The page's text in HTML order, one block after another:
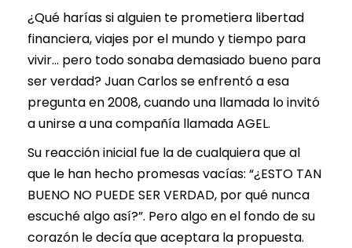
¿Qué harías si alguien te prometiera libertad
financiera, viajes por el mundo y tiempo para
vivir… pero todo sonaba demasiado bueno para
ser verdad? Juan Carlos se enfrentó a esa
pregunta en 2008, cuando una llamada lo invitó
a unirse a una compañía llamada AGEL.
Su reacción inicial fue la de cualquiera que al
que le han hecho promesas vacías: “¿ESTO TAN
BUENO NO PUEDE SER VERDAD, por qué nunca
escuché algo así?”. Pero algo en el fondo de su
corazón le decía que aceptara la propuesta.